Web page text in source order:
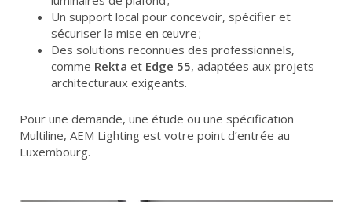
Un support local pour concevoir, spécifier et
sécuriser la mise en œuvre ;
Des solutions reconnues des professionnels,
comme Rekta et Edge 55, adaptées aux projets
architecturaux exigeants.
Pour une demande, une étude ou une spécification
Multiline, AEM Lighting est votre point d’entrée au
Luxembourg.